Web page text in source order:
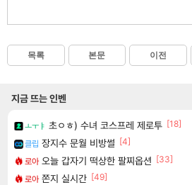
목록 본문 이전
지금 뜨는 인벤
ㅗㅜㅑ 초ㅇㅎ) 수녀 코스프레 제로투 [18]
클립 장지수 문월 비방썰 [4]
로아 오늘 갑자기 떡상한 팔찌옵션 [33]
로아 쫀지 실시간 [49]